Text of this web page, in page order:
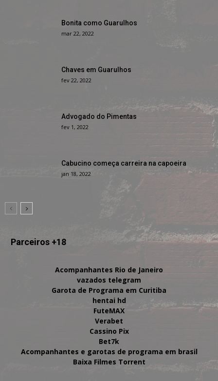
Bonita como Guarulhos
mar 22, 2022
Chaves em Guarulhos
fev 22, 2022
Advogado do Pimentas
fev 1, 2022
Cabucino começa carreira na capoeira
jan 18, 2022
Parceiros +18
Acompanhantes Rio de Janeiro
vazados telegram
Garota de Programa em Curitiba
hentai hd
FuteMAX
Verabet
Cassino Pix
Bet7k
Acompanhantes e garotas de programa em brasil
Baixa Filmes Torrent